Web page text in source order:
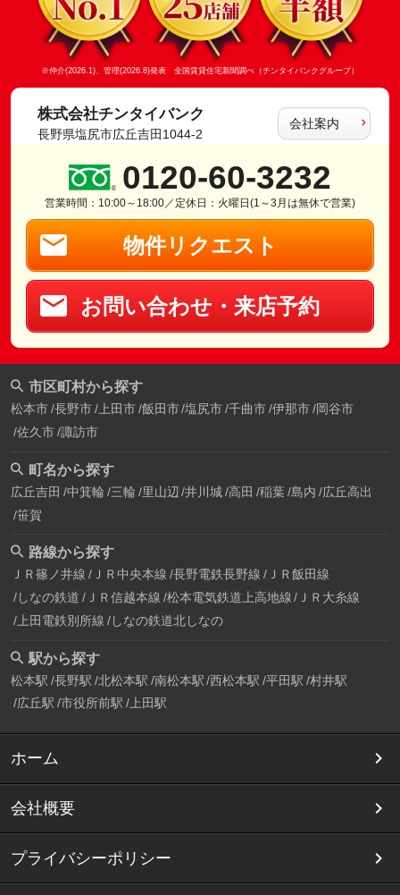
※仲介(2026.1)、管理(2026.8)発表 全国賃貸住宅新聞調べ（チンタイバンクグループ）
株式会社チンタイバンク
長野県塩尻市広丘吉田1044-2
会社案内
0120-60-3232
営業時間：10:00～18:00／定休日：火曜日(1～3月は無休で営業)
物件リクエスト
お問い合わせ・来店予約
市区町村から探す
松本市 長野市 上田市 飯田市 塩尻市 千曲市 伊那市 岡谷市
佐久市 諏訪市
町名から探す
広丘吉田 中箕輪 三輪 里山辺 井川城 高田 稲葉 島内 広丘高出
笹賀
路線から探す
ＪＲ篠ノ井線 ＪＲ中央本線 長野電鉄長野線 ＪＲ飯田線
しなの鉄道 ＪＲ信越本線 松本電気鉄道上高地線
ＪＲ大糸線
上田電鉄別所線 しなの鉄道北しなの
駅から探す
松本駅 長野駅 北松本駅 南松本駅 西松本駅 平田駅 村井駅
広丘駅 市役所前駅 上田駅
ホーム
会社概要
プライバシーポリシー